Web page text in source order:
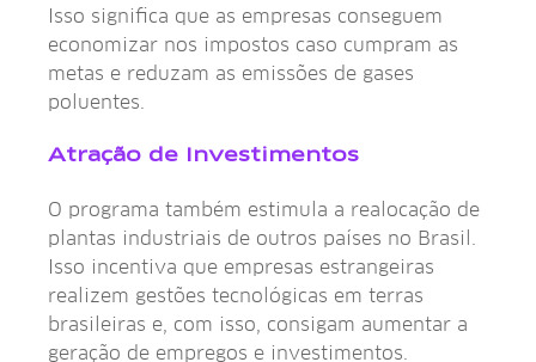
Isso significa que as empresas conseguem
economizar nos impostos caso cumpram as
metas e reduzam as emissões de gases
poluentes.
Atração de Investimentos
O programa também estimula a realocação de
plantas industriais de outros países no Brasil.
Isso incentiva que empresas estrangeiras
realizem gestões tecnológicas em terras
brasileiras e, com isso, consigam aumentar a
geração de empregos e investimentos.